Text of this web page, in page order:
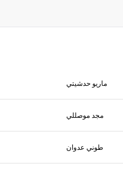
ماريو حدشيتي
مجد موصللي
طوني عدوان